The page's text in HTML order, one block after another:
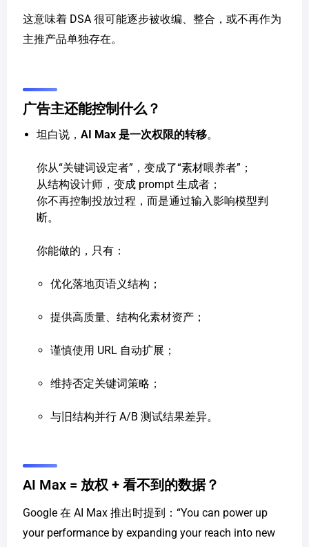
这意味着 DSA 很可能逐步被收编、整合，或不再作为
主推产品单独存在。
广告主还能控制什么？
坦白说， AI Max 是一次权限的转移。
你从“关键词设定者”，变成了“素材喂养者”；
从结构设计师，变成 prompt 生成者；
你不再控制投放过程，而是通过输入影响模型判
断。
你能做的，只有：
优化落地页语义结构；
提供高质量、结构化素材资产；
谨慎使用 URL 自动扩展；
维持否定关键词策略；
与旧结构并行 A/B 测试结果差异。
AI Max = 放权 + 看不到的数据？
Google 在 AI Max 推出时提到：“You can power up
your performance by expanding your reach into new